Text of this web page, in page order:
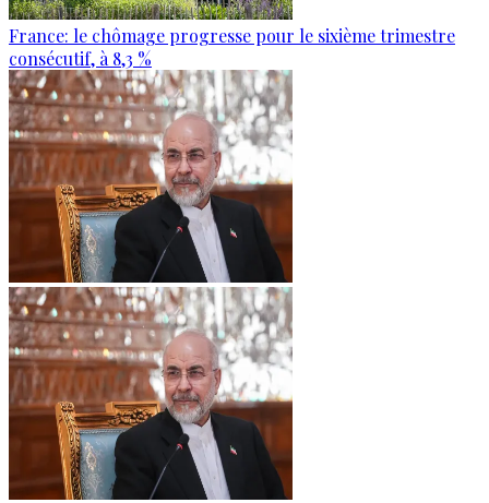
France: le chômage progresse pour le sixième trimestre
consécutif, à 8,3 %